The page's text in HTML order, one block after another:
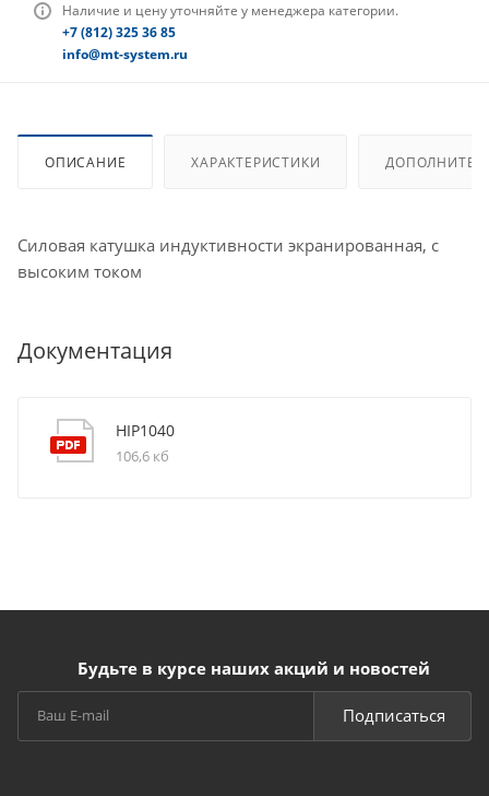
Наличие и цену уточняйте у менеджера категории.
+7 (812) 325 36 85
info@mt-system.ru
ОПИСАНИЕ ХАРАКТЕРИСТИКИ
Силовая катушка индуктивности экранированная, с
высоким током
Документация
HIP1040
106,6 кб
Будьте в курсе наших акций и новостей
Подписаться